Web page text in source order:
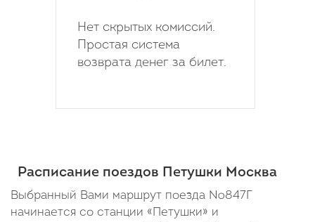
Нет скрытых комиссий.
Простая система
возврата денег за билет.
Расписание поездов Петушки Москва
Выбранный Вами маршрут поезда №847Г
начинается со станции «Петушки» и